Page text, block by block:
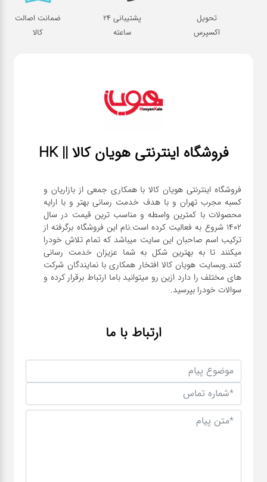
تحویل
اکسپرس
پشتیبانی 24
ساعته
ضمانت اصالت
کالا
فروشگاه اینترنتی هویان کالا || HK
فروشگاه اینترنتی هویان کالا با همکاری جمعی از بازاریان و
کسبه مجرب تهران و با هدف خدمت رسانی بهتر و با ارایه
محصولات با کمترین واسطه و مناسب ترین قیمت در سال
1402 شروع به فعالیت کرده است.نام این فروشگاه برگرفته از
ترکیب اسم صاحبان این سایت میباشد که تمام تلاش خودرا
میکنند تا به بهترین شکل به شما عزیزان خدمت رسانی
کنند.وبسایت هویان کالا افتخار همکاری با نمایندگان شرکت
های مختلف را دارد ازین رو میتوانید باما ارتباط برقرار کرده و
سوالات خودرا بپرسید.
ارتباط با ما